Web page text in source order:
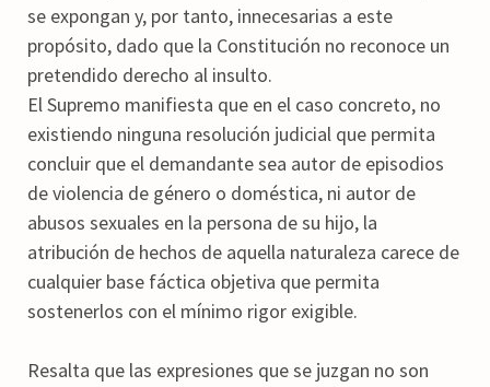
se expongan y, por tanto, innecesarias a este
propósito, dado que la Constitución no reconoce un
pretendido derecho al insulto.
El Supremo manifiesta que en el caso concreto, no
existiendo ninguna resolución judicial que permita
concluir que el demandante sea autor de episodios
de violencia de género o doméstica, ni autor de
abusos sexuales en la persona de su hijo, la
atribución de hechos de aquella naturaleza carece de
cualquier base fáctica objetiva que permita
sostenerlos con el mínimo rigor exigible.
Resalta que las expresiones que se juzgan no son